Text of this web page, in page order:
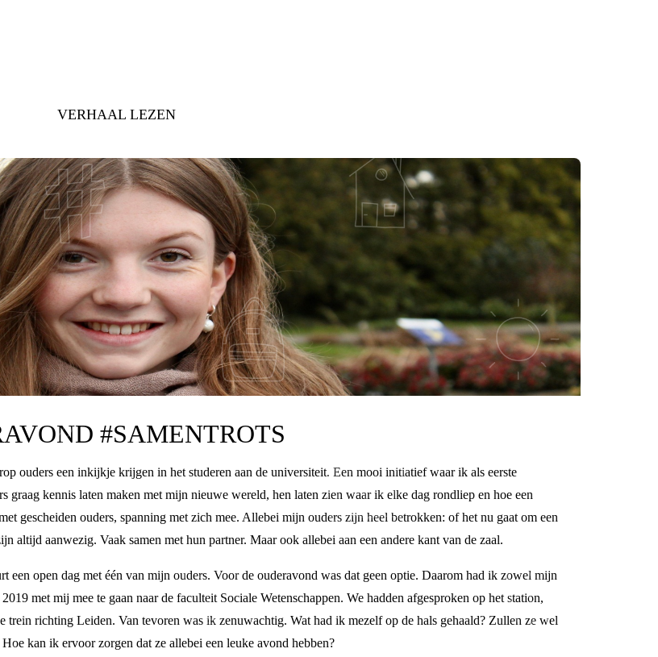
VERHAAL LEZEN
#SAMENTROTS
ouders een inkijkje krijgen in het studeren aan de universiteit. Een mooi initiatief waar ik als eerste
graag kennis laten maken met mijn nieuwe wereld, hen laten zien waar ik elke dag rondliep en hoe een
gescheiden ouders, spanning met zich mee. Allebei mijn ouders zijn heel betrokken: of het nu gaat om een
altijd aanwezig. Vaak samen met hun partner. Maar ook allebei aan een andere kant van de zaal.
een open dag met één van mijn ouders. Voor de ouderavond was dat geen optie. Daarom had ik zowel mijn
met mij mee te gaan naar de faculteit Sociale Wetenschappen. We hadden afgesproken op het station,
trein richting Leiden. Van tevoren was ik zenuwachtig. Wat had ik mezelf op de hals gehaald? Zullen ze wel
kan ik ervoor zorgen dat ze allebei een leuke avond hebben?